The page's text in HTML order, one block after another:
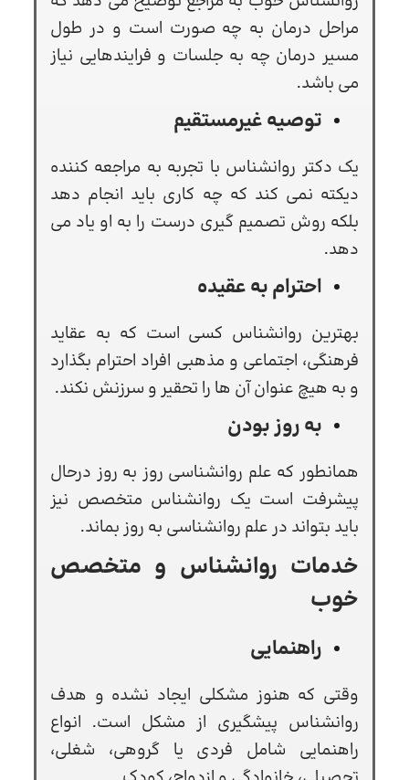
مراحل درمان به چه صورت است و در طول
مسیر درمان چه به جلسات و فرایندهایی نیاز
می باشد.
توصیه غیرمستقیم
یک دکتر روانشناس با تجربه به مراجعه کننده
دیکته نمی کند که چه کاری باید انجام دهد
بلکه روش تصمیم گیری درست را به او یاد می
دهد.
احترام به عقیده
بهترین روانشناس کسی است که به عقاید
فرهنگی، اجتماعی و مذهبی افراد احترام بگذارد
و به هیچ عنوان آن ها را تحقیر و سرزنش نکند.
به روز بودن
همانطور که علم روانشناسی روز به روز درحال
پیشرفت است یک روانشناس متخصص نیز
باید بتواند در علم روانشناسی به روز بماند.
خدمات روانشناس و متخصص
خوب
راهنمایی
وقتی که هنوز مشکلی ایجاد نشده و هدف
روانشناس پیشگیری از مشکل است. انواع
راهنمایی شامل فردی یا گروهی، شغلی،